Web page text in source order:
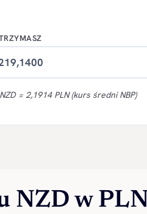
= 2,1914 PLN (kurs średni NBP)
NZD w PLN